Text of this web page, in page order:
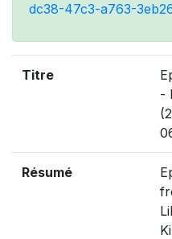
dc38-47c3-a763-
Titre
-
Résumé